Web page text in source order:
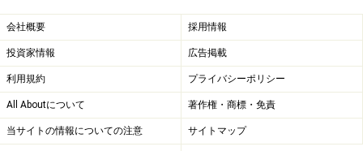
会社概要 採用情報
投資家情報 広告掲載
利用規約 プライバシーポリシー
All Aboutについて 著作権・商標・免責
当サイトの情報についての注意 サイトマップ